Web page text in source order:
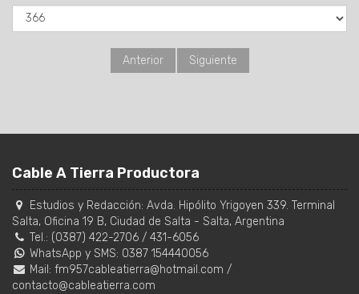
Anterior Siguiente
Cable A Tierra Productora
Estudios y Redacción: Avda. Hipólito Yrigoyen 339. Terminal
Salta, Oficina 19 B, Ciudad de Salta - Salta, Argentina
Tel.: (0387) 422-2706 / 431-6056
WhatsApp y SMS: 0387 154440056
Mail: fm957cableatierra@hotmail.com /
contacto@cableatierra.com